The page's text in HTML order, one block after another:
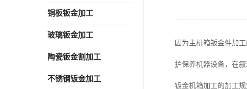
铜板钣金加工
玻璃钣金加工
陶瓷钣金割加工
不锈钢钣金加工
因为主机箱钣金件加
护保养机器设备，在
钣金机箱加工的加工